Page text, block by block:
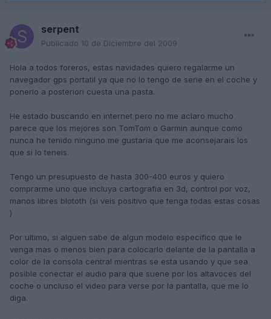
serpent
Publicado 10 de Diciembre del 2009
Hola a todos foreros, estas navidades quiero regalarme un
navegador gps portatil ya que no lo tengo de serie en el coche y
ponerlo a posteriori cuesta una pasta.
He estado buscando en internet pero no me aclaro mucho
parece que los mejores son TomTom o Garmin aunque como
nunca he tenido ninguno me gustaria que me aconsejarais los
que si lo teneis.
Tengo un presupuesto de hasta 300-400 euros y quiero
comprarme uno que incluya cartografia en 3d, control por voz,
manos libres blototh (si veis positivo que tenga todas estas cosas
)
Por ultimo, si alguen sabe de algun modelo específico que le
venga mas o menos bien para colocarlo delante de la pantalla a
color de la consola central mientras se esta usando y que sea
posible conectar el audio para que suene por los altavoces del
coche o uncluso el video para verse por la pantalla, que me lo
diga.